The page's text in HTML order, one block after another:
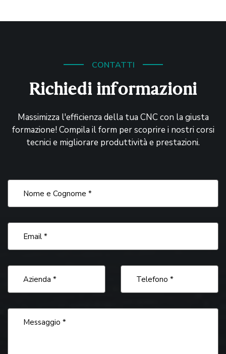
CONTATTI
Richiedi informazioni
Massimizza l'efficienza della tua CNC con la giusta
formazione! Compila il form per scoprire i nostri corsi
tecnici e migliorare produttività e prestazioni.